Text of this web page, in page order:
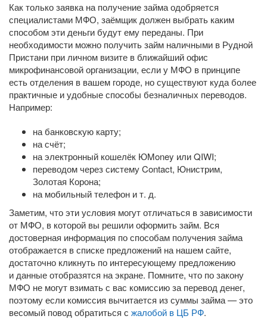
Как только заявка на получение займа одобряется
специалистами МФО, заёмщик должен выбрать каким
способом эти деньги будут ему переданы. При
необходимости можно получить займ наличными в Рудной
Пристани при личном визите в ближайший офис
микрофинансовой организации, если у МФО в принципе
есть отделения в вашем городе, но существуют куда более
практичные и удобные способы безналичных переводов.
Например:
на банковскую карту;
на счёт;
на электронный кошелёк ЮMoney или QIWI;
переводом через систему Contact, Юнистрим,
Золотая Корона;
на мобильный телефон и т. д.
Заметим, что эти условия могут отличаться в зависимости
от МФО, в которой вы решили оформить займ. Вся
достоверная информация по способам получения займа
отображается в списке предложений на нашем сайте,
достаточно кликнуть по интересующему предложению
и данные отобразятся на экране. Помните, что по закону
МФО не могут взимать с вас комиссию за перевод денег,
поэтому если комиссия вычитается из суммы займа — это
весомый повод обратиться с жалобой в ЦБ РФ.